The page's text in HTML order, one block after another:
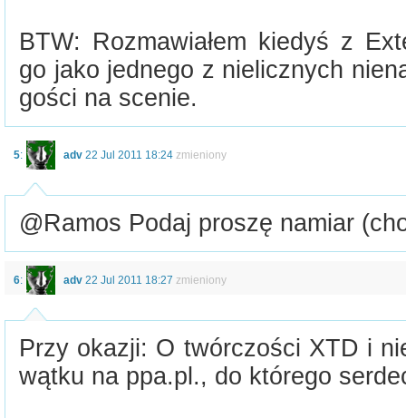
BTW: Rozmawiałem kiedyś z
go jako jednego z nielicznych
gości na scenie.
5: adv 22 Jul 2011 18:24 zmieniony
@Ramos Podaj proszę namiar
6: adv 22 Jul 2011 18:27 zmieniony
Przy okazji: O twórczości XTD i
wątku na ppa.pl., do którego